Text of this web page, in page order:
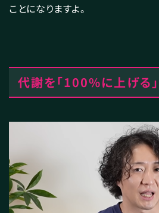
ことになりますよ。
代謝を「100%に上げる